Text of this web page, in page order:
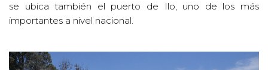
se ubica también el puerto de Ilo, uno de los más
importantes a nivel nacional.